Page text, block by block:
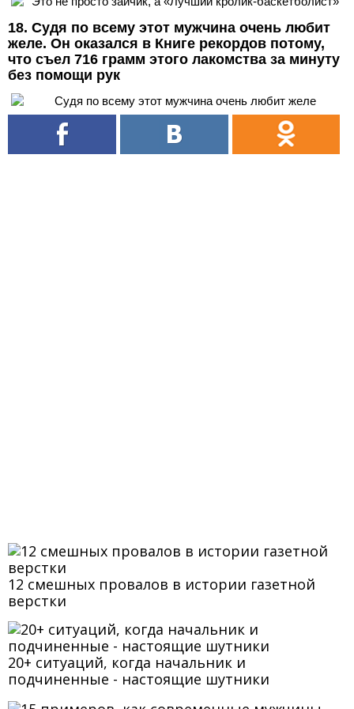
18. Судя по всему этот мужчина очень любит
желе. Он оказался в Книге рекордов потому,
что съел 716 грамм этого лакомства за минуту
без помощи рук
12 смешных провалов в истории газетной
верстки
20+ ситуаций, когда начальник и
подчиненные - настоящие шутники